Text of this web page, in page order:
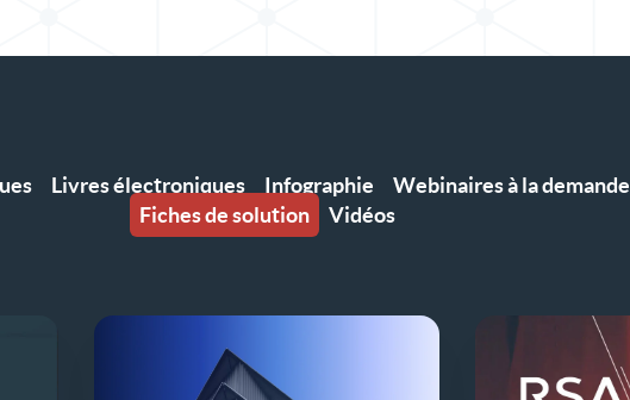
Livres électroniques Infographie Webinaires à la demande
Fiches de solution
Vidéos